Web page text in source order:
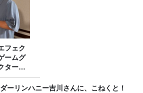
フェク
ームグ
ター専
ダーリンハニー吉川さんに、こねくと！